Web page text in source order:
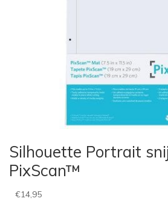
Silhouette Portrait
PixScan™
€14,95